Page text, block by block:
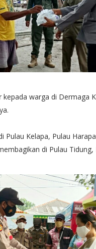
warga di Dermaga
Pulau Kelapa, Pulau
di Pulau